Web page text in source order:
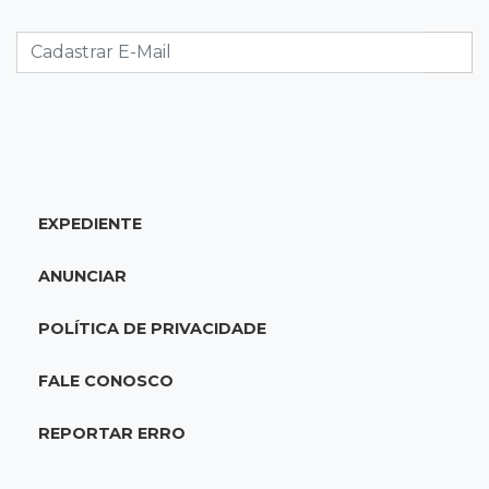
preso
14:28Preservação
Natural Pérola do Pantanal
13:52 Corumbá
Pantaneiro que salvou fazenda com diques
EXPEDIENTE
ANUNCIAR
POLÍTICA DE PRIVACIDADE
FALE CONOSCO
REPORTAR ERRO